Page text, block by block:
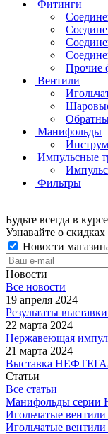
Фитинги
Прочие
Вентили
Манифольды
Импульсные
Фильтры
Будьте всегда в
Узнавайте о
Новости
Новости
Все новости
19 апреля 2024
Результаты
22 марта 2024
Нержавеющая
21 марта 2024
Выставка
Статьи
Все статьи
Манифольды серии
Игольчатые
Игольчатые